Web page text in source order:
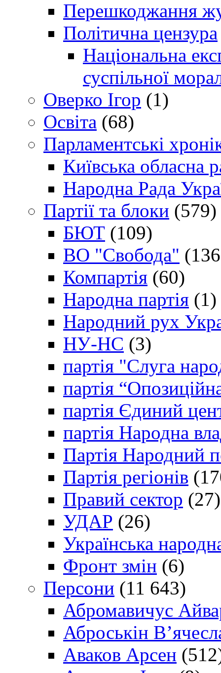
Перешкоджання
Політична цензура
Національна
суспільної
Оверко Ігор (1)
Освіта (68)
Парламентські
Київська обласна
Народна Рада
Партії та блоки (579)
БЮТ (109)
ВО "Свобода"
Компартія (60)
Народна партія (1)
Народний рух
НУ-НС (3)
партія "Слуга
партія
партія Єдиний
партія Народна
Партія Народний
Партія регіонів
Правий сектор (27)
УДАР (26)
Українська
Фронт змін (6)
Персони (11 643)
Абромавичус
Аброськін
Аваков Арсен